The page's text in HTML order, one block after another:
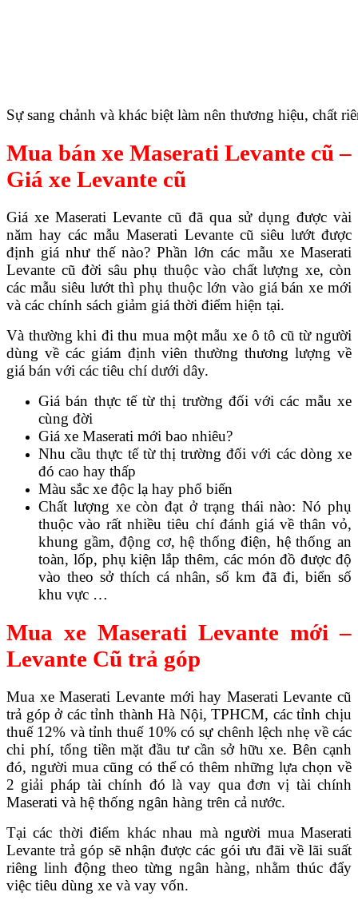
Sự sang chảnh và khác biệt làm nên thương hiệu, chất
Mua bán xe Maserati Levante cũ –
Giá xe Levante cũ
Giá xe Maserati Levante cũ đã qua sử dụng được vài
năm hay các mẫu Maserati Levante cũ siêu lướt được
định giá như thế nào? Phần lớn các mẫu xe Maserati
Levante cũ đời sâu phụ thuộc vào chất lượng xe, còn
các mẫu siêu lướt thì phụ thuộc lớn vào giá bán xe mới
và các chính sách giảm giá thời điểm hiện tại.
Và thường khi đi thu mua một mẫu xe ô tô cũ từ người
dùng về các giám định viên thường thương lượng về
giá bán với các tiêu chí dưới dây.
Giá bán thực tế từ thị trường đối với các mẫu xe
cùng đời
Giá xe Maserati mới bao nhiêu?
Nhu cầu thực tế từ thị trường đối với các dòng xe
đó cao hay thấp
Màu sắc xe độc lạ hay phổ biến
Chất lượng xe còn đạt ở trạng thái nào: Nó phụ
thuộc vào rất nhiều tiêu chí đánh giá về thân vỏ,
khung gầm, động cơ, hệ thống điện, hệ thống an
toàn, lốp, phụ kiện lắp thêm, các món đồ được độ
vào theo sở thích cá nhân, số km đã đi, biển số
khu vực …
Mua xe Maserati Levante mới –
Levante Cũ trả góp
Mua xe Maserati Levante mới hay Maserati Levante cũ
trả góp ở các tỉnh thành Hà Nội, TPHCM, các tỉnh chịu
thuế 12% và tỉnh thuế 10% có sự chênh lệch nhẹ về các
chi phí, tổng tiền mặt đầu tư cần sở hữu xe. Bên cạnh
đó, người mua cũng có thể có thêm những lựa chọn về
2 giải pháp tài chính đó là vay qua đơn vị tài chính
Maserati và hệ thống ngân hàng trên cả nước.
Tại các thời điểm khác nhau mà người mua Maserati
Levante trả góp sẽ nhận được các gói ưu đãi về lãi suất
riêng linh động theo từng ngân hàng, nhằm thúc đẩy
việc tiêu dùng xe và vay vốn.